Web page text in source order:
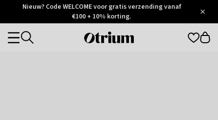
Otrium
Trustpilot
Nieuw? Code WELCOME voor gratis verzending vanaf
€100 + 10% korting.
Otrium
Categories